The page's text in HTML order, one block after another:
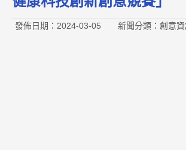
發佈日期：2024-03-05 新聞分類：創意資